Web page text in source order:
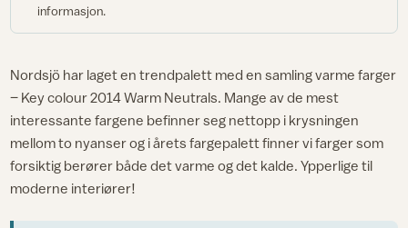
informasjon.
Nordsjö har laget en trendpalett med en samling varme farger
– Key colour 2014 Warm Neutrals. Mange av de mest
interessante fargene befinner seg nettopp i krysningen
mellom to nyanser og i årets fargepalett finner vi farger som
forsiktig berører både det varme og det kalde. Ypperlige til
moderne interiører!